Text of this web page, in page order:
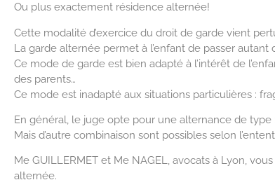
Ou plus exactement résidence alternée!
Cette modalité d’exercice du droit de garde vient
La garde alternée permet à l’enfant de passer
Ce mode de garde est bien adapté à l’intérêt de
des parents…
Ce mode est inadapté aux situations particulières :
En général, le juge opte pour une alternance de type
Mais d’autre combinaison sont possibles selon
Me GUILLERMET et Me NAGEL, avocats à Lyon,
alternée.